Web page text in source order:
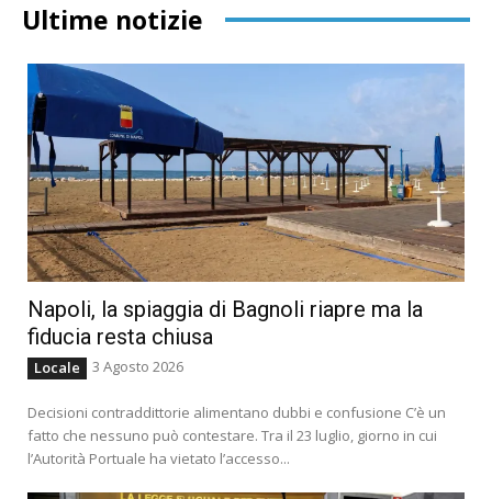
Ultime notizie
Napoli, la spiaggia di Bagnoli riapre ma la
fiducia resta chiusa
Locale 3 Agosto 2026
Decisioni contraddittorie alimentano dubbi e confusione C’è un
fatto che nessuno può contestare. Tra il 23 luglio, giorno in cui
l’Autorità Portuale ha vietato l’accesso...